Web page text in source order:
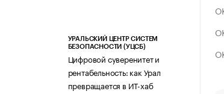
УРАЛЬСКИЙ ЦЕНТР СИСТЕМ
БЕЗОПАСНОСТИ (УЦСБ)
Цифровой суверенитет и
рентабельность: как Урал
превращается в ИТ-хаб